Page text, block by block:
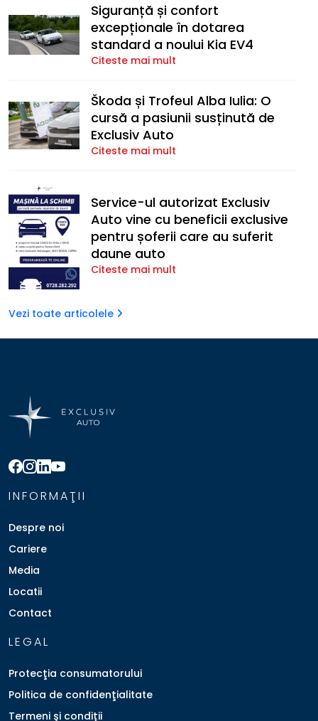
Siguranță și confort
excepționale în dotarea
standard a noului Kia EV4
Citeste mai mult
Škoda și Trofeul Alba Iulia: O
cursă a pasiunii susținută de
Exclusiv Auto
Citeste mai mult
Service-ul autorizat Exclusiv
Auto vine cu beneficii exclusive
pentru șoferii care au suferit
daune auto
Citeste mai mult
Vezi toate articolele
INFORMAŢII
Despre noi
Cariere
Media
Locatii
Contact
LEGAL
Protecţia consumatorului
Politica de confidenţialitate
Termeni şi condiţii